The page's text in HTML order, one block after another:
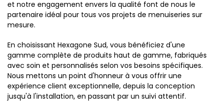
et notre engagement envers la qualité font de nous le
partenaire idéal pour tous vos projets de menuiseries sur
mesure.
En choisissant Hexagone Sud, vous bénéficiez d'une
gamme complète de produits haut de gamme, fabriqués
avec soin et personnalisés selon vos besoins spécifiques.
Nous mettons un point d'honneur à vous offrir une
expérience client exceptionnelle, depuis la conception
jusqu'à l'installation, en passant par un suivi attentif.